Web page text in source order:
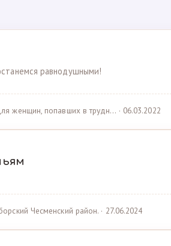
равнодушными!
женщин, попавших в трудн… · 06.03.2022
Чесменский район. · 27.06.2024